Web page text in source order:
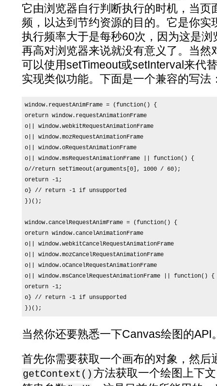
它由浏览器自行判断执行的时机，当页
频，以达到节约资源的目的。它是你实
执行频率大于是每秒60次，因为这是
再高对浏览器来说就没有意义了。当然
可以使用setTimeout或setInterval来代
实现类似功能。下面是一个兼容的写法
window.requestAnimFrame = (function() {
oreturn window.requestAnimationFrame
o|| window.webkitRequestAnimationFrame
o|| window.mozRequestAnimationFrame
o|| window.oRequestAnimationFrame
o|| window.msRequestAnimationFrame || function() {
o//return setTimeout(arguments[0], 1000 / 60);
oreturn -1;
o} // return -1 if unsupported
})();
window.cancelRequestAnimFrame = (function() {
oreturn window.cancelAnimationFrame
o|| window.webkitCancelRequestAnimationFrame
o|| window.mozCancelRequestAnimationFrame
o|| window.oCancelRequestAnimationFrame
o|| window.msCancelRequestAnimationFrame || function() {
oreturn -1;
o} // return -1 if unsupported
})();
当然你还要熟悉一下Canvas绘图的API
首先你需要获取一个画布的对象，然后
getContext() 方法获取一个绘图上下